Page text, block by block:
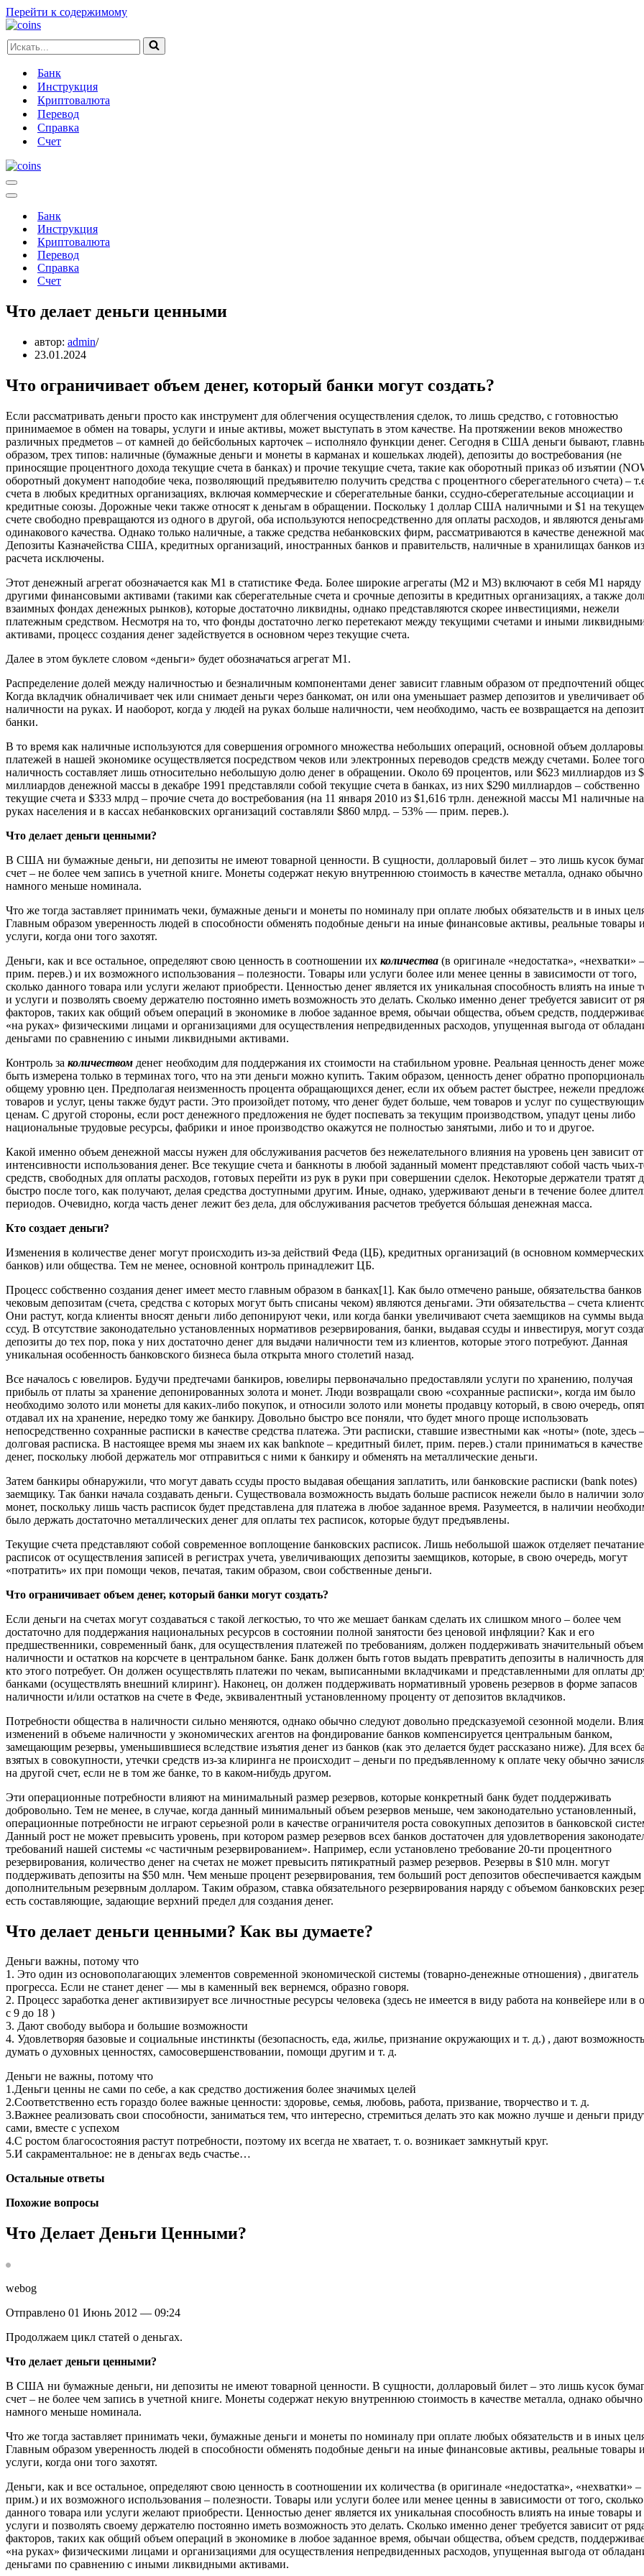
Перейти к содержимому
Искать...
Банк
Инструкция
Криптовалюта
Перевод
Справка
Счет
Меню
навигации
Меню
навигацииБанк
Инструкция
Криптовалюта
Перевод
Справка
Счет
Что делает деньги ценными
автор: admin
23.01.2024
Что ограничивает объем денег, который банки могут создать?
Если рассматривать деньги просто как инструмент для облегчения осуществления сделок, то лишь средство, с готовностью
принимаемое в обмен на товары, услуги и иные активы, может выступать в этом качестве. На протяжении веков множество
различных предметов – от камней до бейсбольных карточек – исполняло функции денег. Сегодня в США деньги бывают,
образом, трех типов: наличные (бумажные деньги и монеты в карманах и кошельках людей), депозиты до востребования (не
приносящие процентного дохода текущие счета в банках) и прочие текущие счета, такие как оборотный приказ об изъятии
оборотный документ наподобие чека, позволяющий предъявителю получить средства с процентного сберегательного счета) –
счета в любых кредитных организациях, включая коммерческие и сберегательные банки, ссудно-сберегательные ассоциации и
кредитные союзы. Дорожные чеки также относят к деньгам в обращении. Поскольку 1 доллар США наличными и $1 на
счете свободно превращаются из одного в другой, оба используются непосредственно для оплаты расходов, и являются
одинакового качества. Однако только наличные, а также средства небанковских фирм, рассматриваются в качестве денежной
Депозиты Казначейства США, кредитных организаций, иностранных банков и правительств, наличные в хранилищах банков из
расчета исключены.
Этот денежный агрегат обозначается как М1 в статистике Феда. Более широкие агрегаты (М2 и М3) включают в себя М1 наряду
другими финансовыми активами (такими как сберегательные счета и срочные депозиты в кредитных организациях, а также
взаимных фондах денежных рынков), которые достаточно ликвидны, однако представляются скорее инвестициями, нежели
платежным средством. Несмотря на то, что фонды достаточно легко перетекают между текущими счетами и иными
активами, процесс создания денег задействуется в основном через текущие счета.
Далее в этом буклете словом «деньги» будет обозначаться агрегат М1.
Распределение долей между наличностью и безналичным компонентами денег зависит главным образом от предпочтений
Когда вкладчик обналичивает чек или снимает деньги через банкомат, он или она уменьшает размер депозитов и увеличивает
наличности на руках. И наоборот, когда у людей на руках больше наличности, чем необходимо, часть ее возвращается на
банки.
В то время как наличные используются для совершения огромного множества небольших операций, основной объем
платежей в нашей экономике осуществляется посредством чеков или электронных переводов средств между счетами. Более
наличность составляет лишь относительно небольшую долю денег в обращении. Около 69 процентов, или $623 миллиардов из
миллиардов денежной массы в декабре 1991 представляли собой текущие счета в банках, из них $290 миллиардов – собственно
текущие счета и $333 млрд – прочие счета до востребования (на 11 января 2010 из $1,616 трлн. денежной массы М1 наличные на
руках населения и в кассах небанковских организаций составляли $860 млрд. – 53% — прим. перев.).
Что делает деньги ценными?
В США ни бумажные деньги, ни депозиты не имеют товарной ценности. В сущности, долларовый билет – это лишь кусок
счет – не более чем запись в учетной книге. Монеты содержат некую внутреннюю стоимость в качестве металла, однако обычно
намного меньше номинала.
Что же тогда заставляет принимать чеки, бумажные деньги и монеты по номиналу при оплате любых обязательств и в иных
Главным образом уверенность людей в способности обменять подобные деньги на иные финансовые активы, реальные товары и
услуги, когда они того захотят.
Деньги, как и все остальное, определяют свою ценность в соотношении их количества (в оригинале «недостатка», «нехватки» –
прим. перев.) и их возможного использования – полезности. Товары или услуги более или менее ценны в зависимости от того,
сколько данного товара или услуги желают приобрести. Ценностью денег является их уникальная способность влиять на иные
и услуги и позволять своему держателю постоянно иметь возможность это делать. Сколько именно денег требуется зависит от
факторов, таких как общий объем операций в экономике в любое заданное время, обычаи общества, объем средств,
«на руках» физическими лицами и организациями для осуществления непредвиденных расходов, упущенная выгода от
деньгами по сравнению с иными ликвидными активами.
Контроль за количеством денег необходим для поддержания их стоимости на стабильном уровне. Реальная ценность денег
быть измерена только в терминах того, что на эти деньги можно купить. Таким образом, ценность денег обратно
общему уровню цен. Предполагая неизменность процента обращающихся денег, если их объем растет быстрее, нежели
товаров и услуг, цены также будут расти. Это произойдет потому, что денег будет больше, чем товаров и услуг по
ценам. С другой стороны, если рост денежного предложения не будет поспевать за текущим производством, упадут цены либо
национальные трудовые ресурсы, фабрики и иное производство окажутся не полностью занятыми, либо и то и другое.
Какой именно объем денежной массы нужен для обслуживания расчетов без нежелательного влияния на уровень цен зависит от
интенсивности использования денег. Все текущие счета и банкноты в любой заданный момент представляют собой часть чьих-
средств, свободных для оплаты расходов, готовых перейти из рук в руки при совершении сделок. Некоторые держатели тратят
быстро после того, как получают, делая средства доступными другим. Иные, однако, удерживают деньги в течение более
периодов. Очевидно, когда часть денег лежит без дела, для обслуживания расчетов требуется бóльшая денежная масса.
Кто создает деньги?
Изменения в количестве денег могут происходить из-за действий Феда (ЦБ), кредитных организаций (в основном коммерческих
банков) или общества. Тем не менее, основной контроль принадлежит ЦБ.
Процесс собственно создания денег имеет место главным образом в банках[1]. Как было отмечено раньше, обязательства
чековым депозитам (счета, средства с которых могут быть списаны чеком) являются деньгами. Эти обязательства – счета
Они растут, когда клиенты вносят деньги либо депонируют чеки, или когда банки увеличивают счета заемщиков на суммы
ссуд. В отсутствие законодательно установленных нормативов резервирования, банки, выдавая ссуды и инвестируя, могут
депозиты до тех пор, пока у них достаточно денег для выдачи наличности тем из клиентов, которые этого потребуют. Данная
уникальная особенность банковского бизнеса была открыта много столетий назад.
Все началось с ювелиров. Будучи предтечами банкиров, ювелиры первоначально предоставляли услуги по хранению, получая
прибыль от платы за хранение депонированных золота и монет. Люди возвращали свою «сохранные расписки», когда им было
необходимо золото или монеты для каких-либо покупок, и относили золото или монеты продавцу который, в свою очередь,
отдавал их на хранение, нередко тому же банкиру. Довольно быстро все поняли, что будет много проще использовать
непосредственно сохранные расписки в качестве средства платежа. Эти расписки, ставшие известными как «ноты» (note, здесь
долговая расписка. В настоящее время мы знаем их как banknote – кредитный билет, прим. перев.) стали приниматься в качестве
денег, поскольку любой держатель мог отправиться с ними к банкиру и обменять на металлические деньги.
Затем банкиры обнаружили, что могут давать ссуды просто выдавая обещания заплатить, или банковские расписки (bank notes)
заемщику. Так банки начала создавать деньги. Существовала возможность выдать больше расписок нежели было в наличии
монет, поскольку лишь часть расписок будет представлена для платежа в любое заданное время. Разумеется, в наличии
было держать достаточно металлических денег для оплаты тех расписок, которые будут предъявлены.
Текущие счета представляют собой современное воплощение банковских расписок. Лишь небольшой шажок отделяет печатание
расписок от осуществления записей в регистрах учета, увеличивающих депозиты заемщиков, которые, в свою очередь, могут
«потратить» их при помощи чеков, печатая, таким образом, свои собственные деньги.
Что ограничивает объем денег, который банки могут создать?
Если деньги на счетах могут создаваться с такой легкостью, то что же мешает банкам сделать их слишком много – более чем
достаточно для поддержания национальных ресурсов в состоянии полной занятости без ценовой инфляции? Как и его
предшественники, современный банк, для осуществления платежей по требованиям, должен поддерживать значительный объем
наличности и остатков на корсчете в центральном банке. Банк должен быть готов выдать превратить депозиты в наличность для
кто этого потребует. Он должен осуществлять платежи по чекам, выписанными вкладчиками и представленными для оплаты
банками (осуществлять внешний клиринг). Наконец, он должен поддерживать нормативный уровень резервов в форме запасов
наличности и/или остатков на счете в Феде, эквивалентный установленному проценту от депозитов вкладчиков.
Потребности общества в наличности сильно меняются, однако обычно следуют довольно предсказуемой сезонной модели.
изменений в объеме наличности у экономических агентов на фондирование банков компенсируется центральным банком,
замещающим резервы, уменьшившиеся вследствие изъятия денег из банков (как это делается будет рассказано ниже). Для всех
взятых в совокупности, утечки средств из-за клиринга не происходит – деньги по предъявленному к оплате чеку обычно
на другой счет, если не в том же банке, то в каком-нибудь другом.
Эти операционные потребности влияют на минимальный размер резервов, которые конкретный банк будет поддерживать
добровольно. Тем не менее, в случае, когда данный минимальный объем резервов меньше, чем законодательно установленный,
операционные потребности не играют серьезной роли в качестве ограничителя роста совокупных депозитов в банковской
Данный рост не может превысить уровень, при котором размер резервов всех банков достаточен для удовлетворения
требований нашей системы «с частичным резервированием». Например, если установлено требование 20-ти процентного
резервирования, количество денег на счетах не может превысить пятикратный размер резервов. Резервы в $10 млн. могут
поддерживать депозиты на $50 млн. Чем меньше процент резервирования, тем больший рост депозитов обеспечивается каждым
дополнительным резервным долларом. Таким образом, ставка обязательного резервирования наряду с объемом банковских
есть составляющие, задающие верхний предел для создания денег.
Что делает деньги ценными? Как вы думаете?
Деньги важны, потому что
1. Это один из основополагающих элементов современной экономической системы (товарно-денежные отношения) , двигатель
прогресса. Если не станет денег — мы в каменный век вернемся, образно говоря.
2. Процесс заработка денег активизирует все личностные ресурсы человека (здесь не имеется в виду работа на конвейере или в
с 9 до 18 )
3. Дают свободу выбора и большие возможности
4. Удовлетворяя базовые и социальные инстинкты (безопасность, еда, жилье, признание окружающих и т. д.) , дают возможность
думать о духовных ценностях, самосовершенствовании, помощи другим и т. д.
Деньги не важны, потому что
1.Деньги ценны не сами по себе, а как средство достижения более значимых целей
2.Соответственно есть гораздо более важные ценности: здоровье, семья, любовь, работа, призвание, творчество и т. д.
3.Важнее реализовать свои способности, заниматься тем, что интересно, стремиться делать это как можно лучше и деньги
сами, вместе с успехом
4.С ростом благосостояния растут потребности, поэтому их всегда не хватает, т. о. возникает замкнутый круг.
5.И сакраментальное: не в деньгах ведь счастье…
Остальные ответы
Похожие вопросы
Что Делает Деньги Ценными?
webog
Отправлено 01 Июнь 2012 — 09:24
Продолжаем цикл статей о деньгах.
Что делает деньги ценными?
В США ни бумажные деньги, ни депозиты не имеют товарной ценности. В сущности, долларовый билет – это лишь кусок
счет – не более чем запись в учетной книге. Монеты содержат некую внутреннюю стоимость в качестве металла, однако обычно
намного меньше номинала.
Что же тогда заставляет принимать чеки, бумажные деньги и монеты по номиналу при оплате любых обязательств и в иных
Главным образом уверенность людей в способности обменять подобные деньги на иные финансовые активы, реальные товары и
услуги, когда они того захотят.
Деньги, как и все остальное, определяют свою ценность в соотношении их количества (в оригинале «недостатка», «нехватки» –
прим.) и их возможного использования – полезности. Товары или услуги более или менее ценны в зависимости от того, сколько
данного товара или услуги желают приобрести. Ценностью денег является их уникальная способность влиять на иные товары и
услуги и позволять своему держателю постоянно иметь возможность это делать. Сколько именно денег требуется зависит от
факторов, таких как общий объем операций в экономике в любое заданное время, обычаи общества, объем средств,
«на руках» физическими лицами и организациями для осуществления непредвиденных расходов, упущенная выгода от
деньгами по сравнению с иными ликвидными активами.